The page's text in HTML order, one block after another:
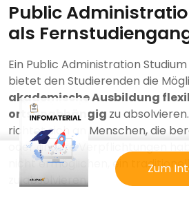
Public
als
Ein Public Administration
bietet den Studierenden die
akademische Ausbildung
ortsunabhängig zu
richtet sich an Menschen, die
oder andere Verpflichtungen
nicht ermöglichen, ein
zu absolvieren.
Zum